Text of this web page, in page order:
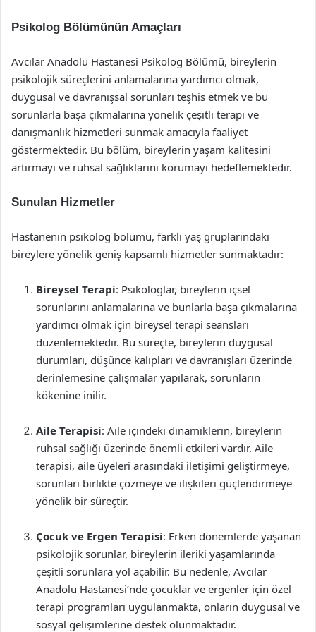
Psikolog Bölümünün Amaçları
Avcılar Anadolu Hastanesi Psikolog Bölümü, bireylerin
psikolojik süreçlerini anlamalarına yardımcı olmak,
duygusal ve davranışsal sorunları teşhis etmek ve bu
sorunlarla başa çıkmalarına yönelik çeşitli terapi ve
danışmanlık hizmetleri sunmak amacıyla faaliyet
göstermektedir. Bu bölüm, bireylerin yaşam kalitesini
artırmayı ve ruhsal sağlıklarını korumayı hedeflemektedir.
Sunulan Hizmetler
Hastanenin psikolog bölümü, farklı yaş gruplarındaki
bireylere yönelik geniş kapsamlı hizmetler sunmaktadır:
Bireysel Terapi: Psikologlar, bireylerin içsel
sorunlarını anlamalarına ve bunlarla başa çıkmalarına
yardımcı olmak için bireysel terapi seansları
düzenlemektedir. Bu süreçte, bireylerin duygusal
durumları, düşünce kalıpları ve davranışları üzerinde
derinlemesine çalışmalar yapılarak, sorunların
kökenine inilir.
Aile Terapisi: Aile içindeki dinamiklerin, bireylerin
ruhsal sağlığı üzerinde önemli etkileri vardır. Aile
terapisi, aile üyeleri arasındaki iletişimi geliştirmeye,
sorunları birlikte çözmeye ve ilişkileri güçlendirmeye
yönelik bir süreçtir.
Çocuk ve Ergen Terapisi: Erken dönemlerde yaşanan
psikolojik sorunlar, bireylerin ileriki yaşamlarında
çeşitli sorunlara yol açabilir. Bu nedenle, Avcılar
Anadolu Hastanesi’nde çocuklar ve ergenler için özel
terapi programları uygulanmakta, onların duygusal ve
sosyal gelişimlerine destek olunmaktadır.